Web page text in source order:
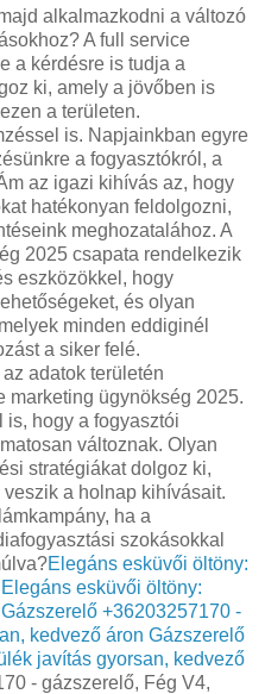
alkalmazkodni a változó
A full service
a kérdésre is tudja a
ki, amely a jövőben is
a területen.
is. Napjainkban egyre
a fogyasztókról, a
az igazi kihívás az, hogy
hatékonyan feldolgozni,
meghozatalához. A
2025 csapata rendelkezik
eszközökkel, hogy
és olyan
minden eddiginél
a siker felé.
adatok területén
marketing ügynökség 2025.
is, hogy a fogyasztói
változnak. Olyan
stratégiákat dolgoz ki,
a holnap kihívásait.
ha a
szokásokkal
Elegáns esküvői öltöny:
Elegáns esküvői öltöny:
Gázszerelő +36203257170 -
kedvező áron Gázszerelő
javítás gyorsan, kedvező
- gázszerelő, Fég V4,